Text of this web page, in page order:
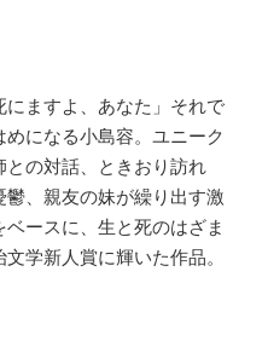
にますよ、あなた」それで
になる小島容。ユニーク
の対話、ときおり訪れ
、親友の妹が繰り出す激
ースに、生と死のはざま
学新人賞に輝いた作品。